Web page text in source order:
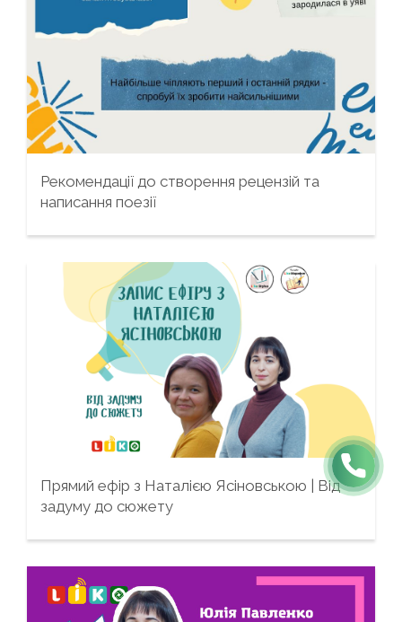
Рекомендації до створення рецензій та
написання поезії
Прямий ефір з Наталією Ясіновською | Від
задуму до сюжету